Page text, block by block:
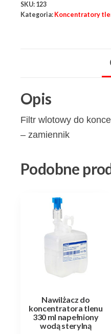
koncetratora
SKU: 123
Kategoria: Koncentratory
Opis
Filtr wlotowy do
– zamiennik
Podobne
Nawilżacz do
koncentratora tlenu
330 ml napełniony
wodą sterylną